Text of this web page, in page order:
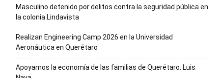
Masculino detenido por delitos contra la seguridad pública en
la colonia Lindavista
Realizan Engineering Camp 2026 en la Universidad
Aeronáutica en Querétaro
Apoyamos la economía de las familias de Querétaro: Luis